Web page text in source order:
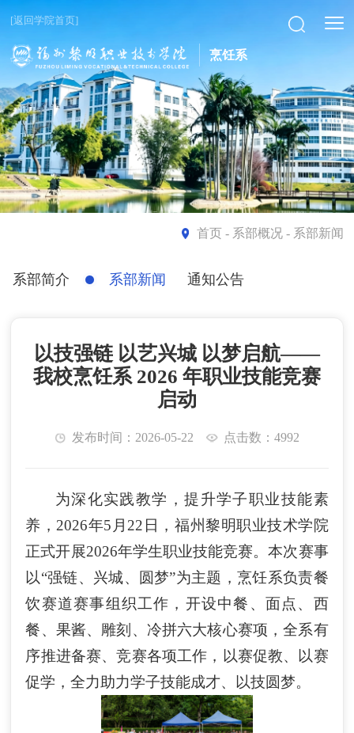
[返回学院首页]
烹饪系
首页- 系部概况 - 系部新闻
系部简介 系部新闻 通知公告
以技强链 以艺兴城 以梦启航——
我校烹饪系 2026 年职业技能竞赛
启动
发布时间：2026-05-22 点击数：4992
为深化实践教学，提升学子职业技能素
养，2026年5月22日，福州黎明职业技术学院
正式开展2026年学生职业技能竞赛。本次赛事
以“强链、兴城、圆梦”为主题，烹饪系负责餐
饮赛道赛事组织工作，开设中餐、面点、西
餐、果酱、雕刻、冷拼六大核心赛项，全系有
序推进备赛、竞赛各项工作，以赛促教、以赛
促学，全力助力学子技能成才、以技圆梦。